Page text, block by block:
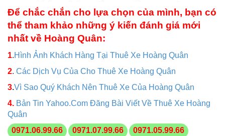
Để chắc chắn cho lựa chọn của mình, bạn có
thể tham khảo những ý kiến đánh giá mới
nhất về Hoàng Quân:
1.Hình Ảnh Khách Hàng Tại Thuê Xe Hoàng Quân
2. Các Dịch Vụ Của Cho Thuê Xe Hoàng Quân
3.Vì Sao Quý Khách Nên Thuê Xe Của Hoàng Quân
4. Bản Tin Yahoo.Com Đăng Bài Viết Về Thuê Xe Hoàng
Quân
0971.06.99.66
0971.07.99.66
0971.05.99.66